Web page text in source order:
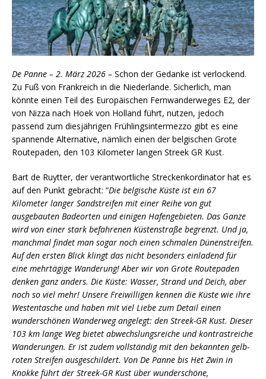
De Panne – 2. März 2026 – Schon der Gedanke ist verlockend.
Zu Fuß von Frankreich in die Niederlande. Sicherlich, man
könnte einen Teil des Europäischen Fernwanderweges E2, der
von Nizza nach Hoek von Holland führt, nutzen, jedoch
passend zum diesjährigen Frühlingsintermezzo gibt es eine
spannende Alternative, nämlich einen der belgischen Grote
Routepaden, den 103 Kilometer langen Streek GR Kust.
Bart de Ruytter, der verantwortliche Streckenkordinator hat es
auf den Punkt gebracht: “Die belgische Küste ist ein 67
Kilometer langer Sandstreifen mit einer Reihe von gut
ausgebauten Badeorten und einigen Hafengebieten. Das Ganze
wird von einer stark befahrenen Küstenstraße begrenzt. Und ja,
manchmal findet man sogar noch einen schmalen Dünenstreifen.
Auf den ersten Blick klingt das nicht besonders einladend für
eine mehrtägige Wanderung! Aber wir von Grote Routepaden
denken ganz anders. Die Küste: Wasser, Strand und Deich, aber
noch so viel mehr! Unsere Freiwilligen kennen die Küste wie ihre
Westentasche und haben mit viel Liebe zum Detail einen
wunderschönen Wanderweg angelegt: den Streek-GR Kust. Dieser
103 km lange Weg bietet abwechslungsreiche und kontrastreiche
Wanderungen. Er ist zudem vollständig mit den bekannten gelb-
roten Streifen ausgeschildert. Von De Panne bis Het Zwin in
Knokke führt der Streek-GR Kust über wunderschöne,